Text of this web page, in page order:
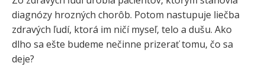
diagnózy hrozných chorôb. Potom nastupuje liečba
zdravých ľudí, ktorá im ničí myseľ, telo a dušu. Ako
dlho sa ešte budeme nečinne prizerať tomu, čo sa
deje?